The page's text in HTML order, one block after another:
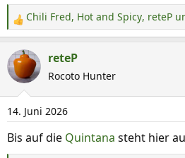
R
e
a
k
t
i
o
n
Chili Fred, Hot and Spicy, reteP
reteP
Rocoto Hunter
14. Juni 2026
Bis auf die Quintana steht hier